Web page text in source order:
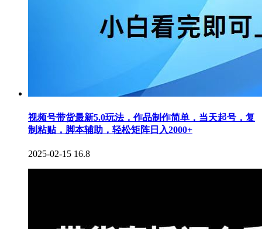
视频号带货最新5.0玩法，作品制作简单，当天起号，复
制粘贴，脚本辅助，轻松矩阵日入2000+
2025-02-15 16.8